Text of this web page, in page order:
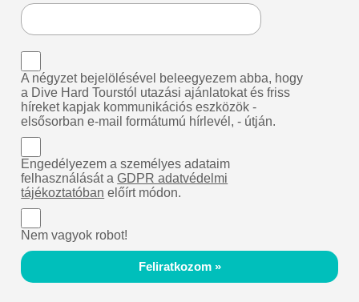
A négyzet bejelölésével beleegyezem abba, hogy
a Dive Hard Tourstól utazási ajánlatokat és friss
híreket kapjak kommunikációs eszközök -
elsősorban e-mail formátumú hírlevél, - útján.
Engedélyezem a személyes adataim
felhasználását aGDPR adatvédelmi
tájékoztatóban előírt módon.
Nem vagyok robot!
Feliratkozom »